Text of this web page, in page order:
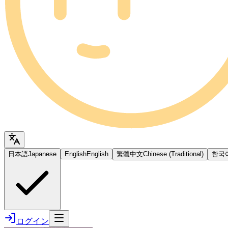
日本語Japanese EnglishEnglish 繁體中文Chinese (Traditional) 한국
ログイン